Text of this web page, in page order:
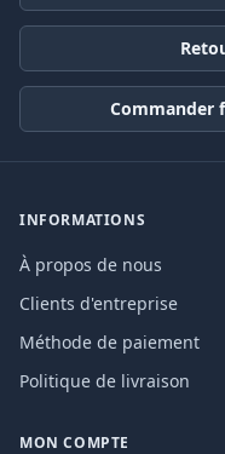
Commander
INFORMATIONS
À propos de nous
Clients d'entreprise
Méthode de paiement
Politique de livraison
MON COMPTE